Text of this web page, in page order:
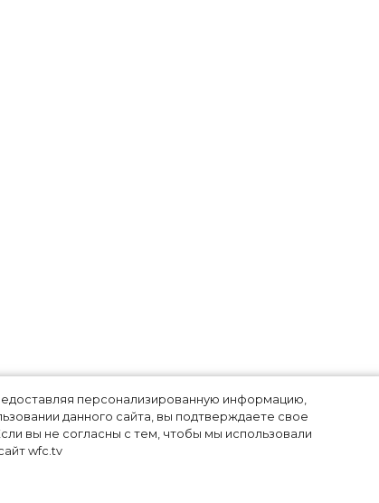
персонализированную информацию,
данного сайта, вы подтверждаете свое
вы не согласны с тем, чтобы мы использовали
wfc.tv